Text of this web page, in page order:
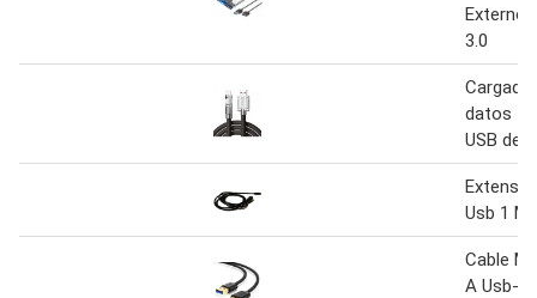
Externo
3.0
datos
USB de
Usb 1
Cable
A Usb-a